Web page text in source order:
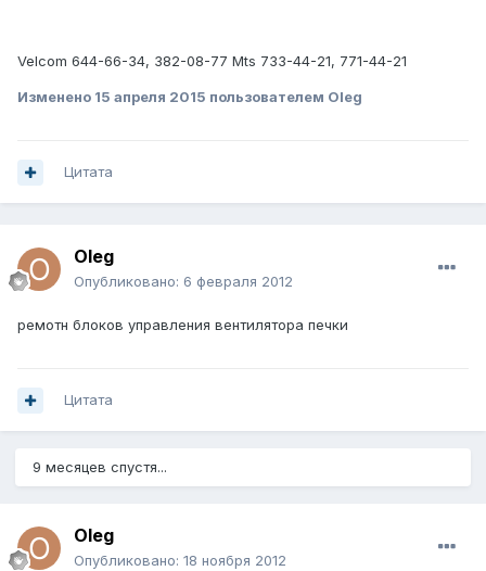
Velcom 644-66-34, 382-08-77 Mts 733-44-21, 771-44-21
Изменено 15 апреля 2015 пользователем Oleg
Цитата
Oleg
Опубликовано: 6 февраля 2012
ремотн блоков управления вентилятора печки
Цитата
9 месяцев спустя...
Oleg
Опубликовано: 18 ноября 2012